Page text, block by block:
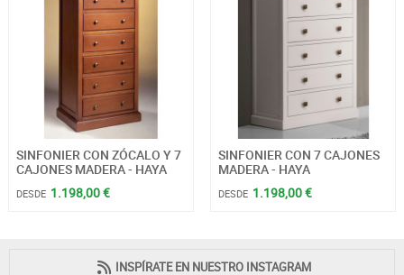
SINFONIER CON ZÓCALO Y 7
CAJONES MADERA - HAYA
DESDE 1.198,00 €
SINFONIER CON 7 CAJONES
MADERA - HAYA
DESDE 1.198,00 €
INSPÍRATE EN NUESTRO INSTAGRAM